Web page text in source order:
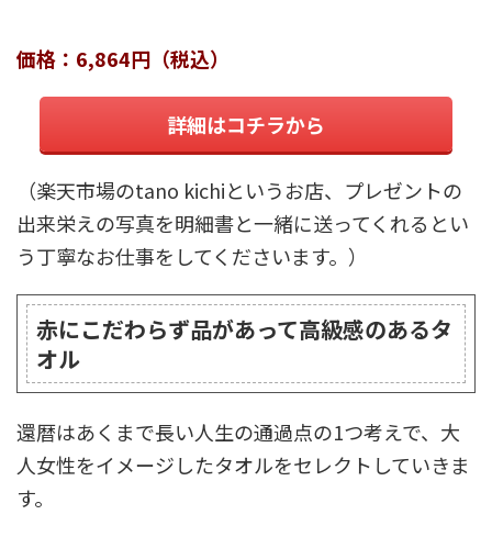
価格：6,864円（税込）
詳細はコチラから
（楽天市場のtano kichiというお店、プレゼントの
出来栄えの写真を明細書と一緒に送ってくれるとい
う丁寧なお仕事をしてくださいます。）
赤にこだわらず品があって高級感のあるタ
オル
還暦はあくまで長い人生の通過点の1つ考えで、大
人女性をイメージしたタオルをセレクトしていきま
す。